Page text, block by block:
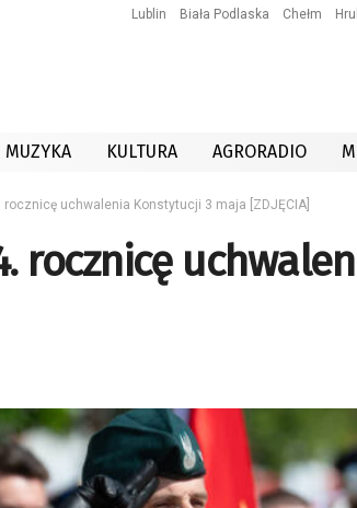
Lublin Biała Podlaska Chełm
MUZYKA KULTURA AGRORADIO
rocznicę uchwalenia Konstytucji 3 maja [ZDJĘCIA]
rocznicę